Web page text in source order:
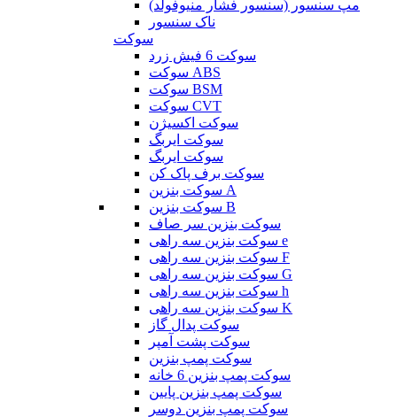
مپ سنسور (سنسور فشار منیوفولد)
ناک سنسور
سوکت
سوکت 6 فیش زرد
سوکت ABS
سوکت BSM
سوکت CVT
سوکت اکسیژن
سوکت ایربگ
سوکت ایربگ
سوکت برف پاک کن
سوکت بنزین A
سوکت بنزین B
سوکت بنزین سر صاف
سوکت بنزین سه راهی e
سوکت بنزین سه راهی F
سوکت بنزین سه راهی G
سوکت بنزین سه راهی h
سوکت بنزین سه راهی K
سوکت پدال گاز
سوکت پشت آمپر
سوکت پمپ بنزین
سوکت پمپ بنزین 6 خانه
سوکت پمپ بنزین پایین
سوکت پمپ بنزین دوسر